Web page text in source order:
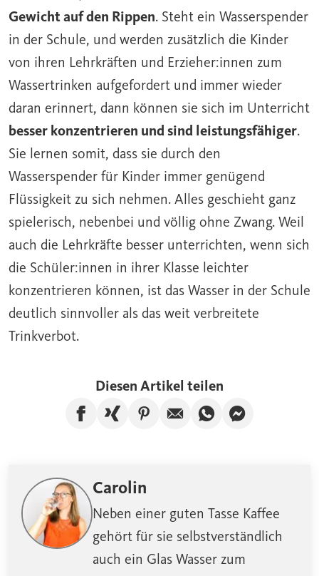
Gewicht auf den Rippen. Steht ein Wasserspender
in der Schule, und werden zusätzlich die Kinder
von ihren Lehrkräften und Erzieher:innen zum
Wassertrinken aufgefordert und immer wieder
daran erinnert, dann können sie sich im Unterricht
besser konzentrieren und sind leistungsfähiger.
Sie lernen somit, dass sie durch den
Wasserspender für Kinder immer genügend
Flüssigkeit zu sich nehmen. Alles geschieht ganz
spielerisch, nebenbei und völlig ohne Zwang. Weil
auch die Lehrkräfte besser unterrichten, wenn sich
die Schüler:innen in ihrer Klasse leichter
konzentrieren können, ist das Wasser in der Schule
deutlich sinnvoller als das weit verbreitete
Trinkverbot.
Diesen Artikel teilen
Artikel auf Facebook teilen
Artikel auf Xing teilen
Artikel auf Pinterest
Artikel per E-Mail
Artikel über
Artikel
Carolin
Neben einer guten Tasse Kaffee
gehört für sie selbstverständlich
auch ein Glas Wasser zum